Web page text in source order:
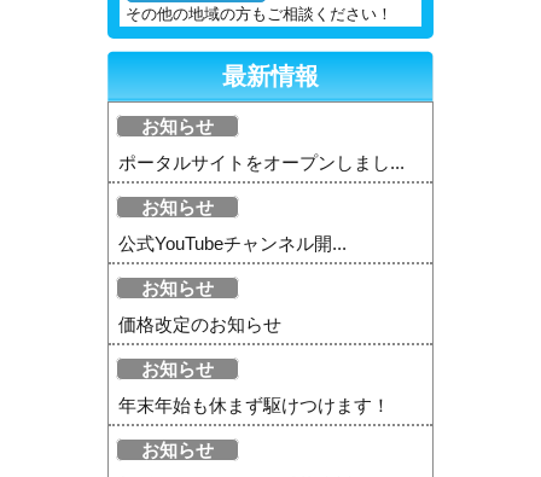
その他の地域の方もご相談ください！
最新情報
お知らせ
ポータルサイトをオープンしまし...
お知らせ
公式YouTubeチャンネル開...
お知らせ
価格改定のお知らせ
お知らせ
年末年始も休まず駆けつけます！
お知らせ